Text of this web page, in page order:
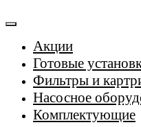
Акции
Готовые
Фильтры и
Насосное
Комплектующие